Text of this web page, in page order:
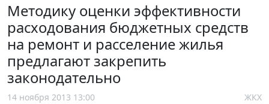
Методику оценки эффективности
расходования бюджетных средств
на ремонт и расселение жилья
предлагают закрепить
законодательно
14 ноября 2013 13:00 ЖКХ